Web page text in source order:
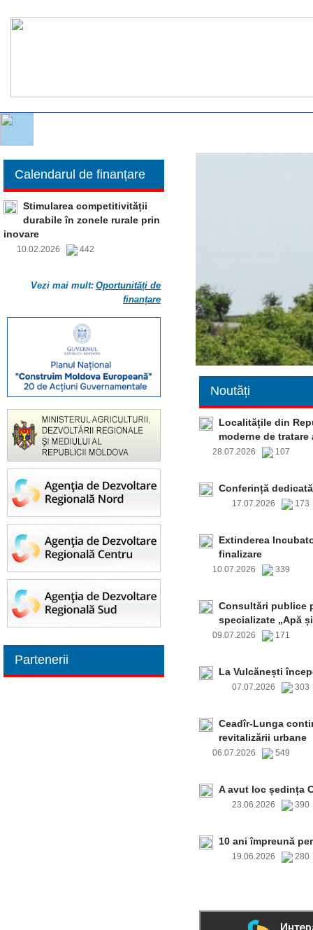
Calendarul de finanțare
Stimularea competitivității
durabile în zonele rurale prin
inovare
10.02.2026 442
Vezi mai mult: Oportunități de
finanțare
Partenerii
Noutăți
Localitățile din
moderne de
28.07.2026 107
Conferință
17.07.2026 173
Extinderea
finalizare
10.07.2026 339
Consultări publice
specializate „Apă
09.07.2026 171
La Vulcănești
07.07.2026 303
Ceadîr-Lunga
revitalizării urbane
06.07.2026 549
A avut loc ședința
23.06.2026 390
10 ani împreună
19.06.2026 280